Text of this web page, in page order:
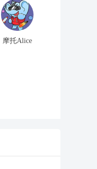
摩托Alice